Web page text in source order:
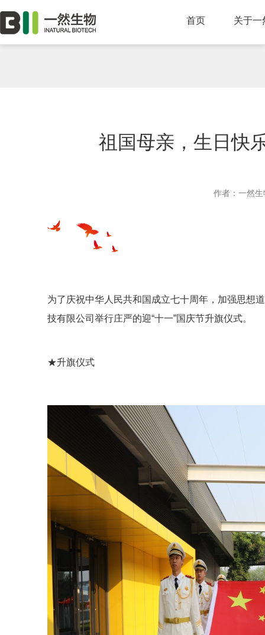
首页 关于一
祖国母亲，生日快
作者：一然
为了庆祝中华人民共和国成立七十周年，加强思想
技有限公司举行庄严的迎“十一”国庆节升旗仪式。
★升旗仪式